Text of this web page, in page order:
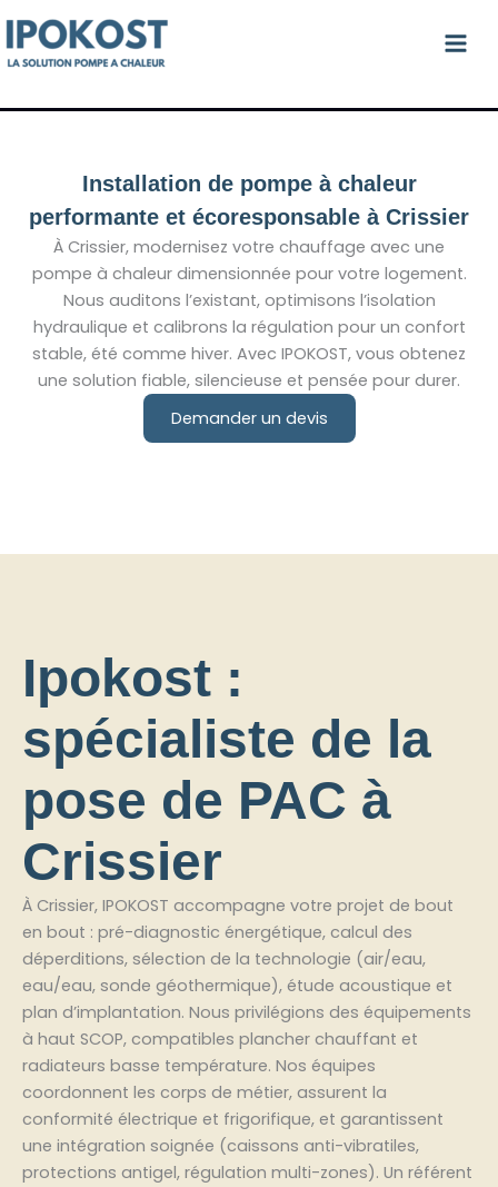
contenu
Installation de pompe à chaleur
performante et écoresponsable à Crissier
À Crissier, modernisez votre chauffage avec une
pompe à chaleur dimensionnée pour votre logement.
Nous auditons l’existant, optimisons l’isolation
hydraulique et calibrons la régulation pour un confort
stable, été comme hiver. Avec IPOKOST, vous obtenez
une solution fiable, silencieuse et pensée pour durer.
Demander un devis
Ipokost :
spécialiste de la
pose de PAC à
Crissier
À Crissier, IPOKOST accompagne votre projet de bout
en bout : pré-diagnostic énergétique, calcul des
déperditions, sélection de la technologie (air/eau,
eau/eau, sonde géothermique), étude acoustique et
plan d’implantation. Nous privilégions des équipements
à haut SCOP, compatibles plancher chauffant et
radiateurs basse température. Nos équipes
coordonnent les corps de métier, assurent la
conformité électrique et frigorifique, et garantissent
une intégration soignée (caissons anti-vibratiles,
protections antigel, régulation multi-zones). Un référent